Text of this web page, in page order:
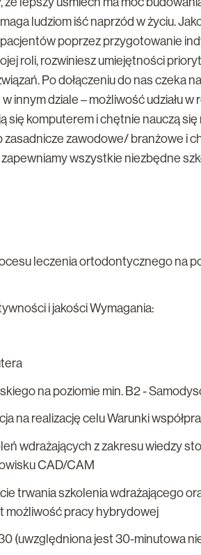
ludziom iść naprzód ​w życiu.
poprzez przygotowanie
roli, rozwiniesz umiejętności
Po dołączeniu do nas czeka
innym dziale – możliwość udziału
się komputerem i chętnie nauczą
zasadnicze zawodowe/ branżowe i
wszystkie niezbędne
leczenia ortodontycznego na
i jakości Wymagania:
na poziomie min. B2 -
na realizację celu Warunki
wdrażających z zakresu wiedzy
CAD/CAM
trwania szkolenia wdrażającego
możliwość pracy hybrydowej
(uwzględniona jest 30-minutowa